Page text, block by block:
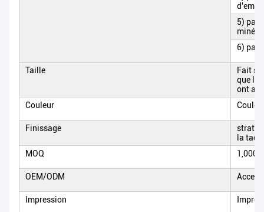
5)
6)
Taille
Fait
que
ont
Couleur
Finissage
la
MOQ
OEM/ODM
Impression